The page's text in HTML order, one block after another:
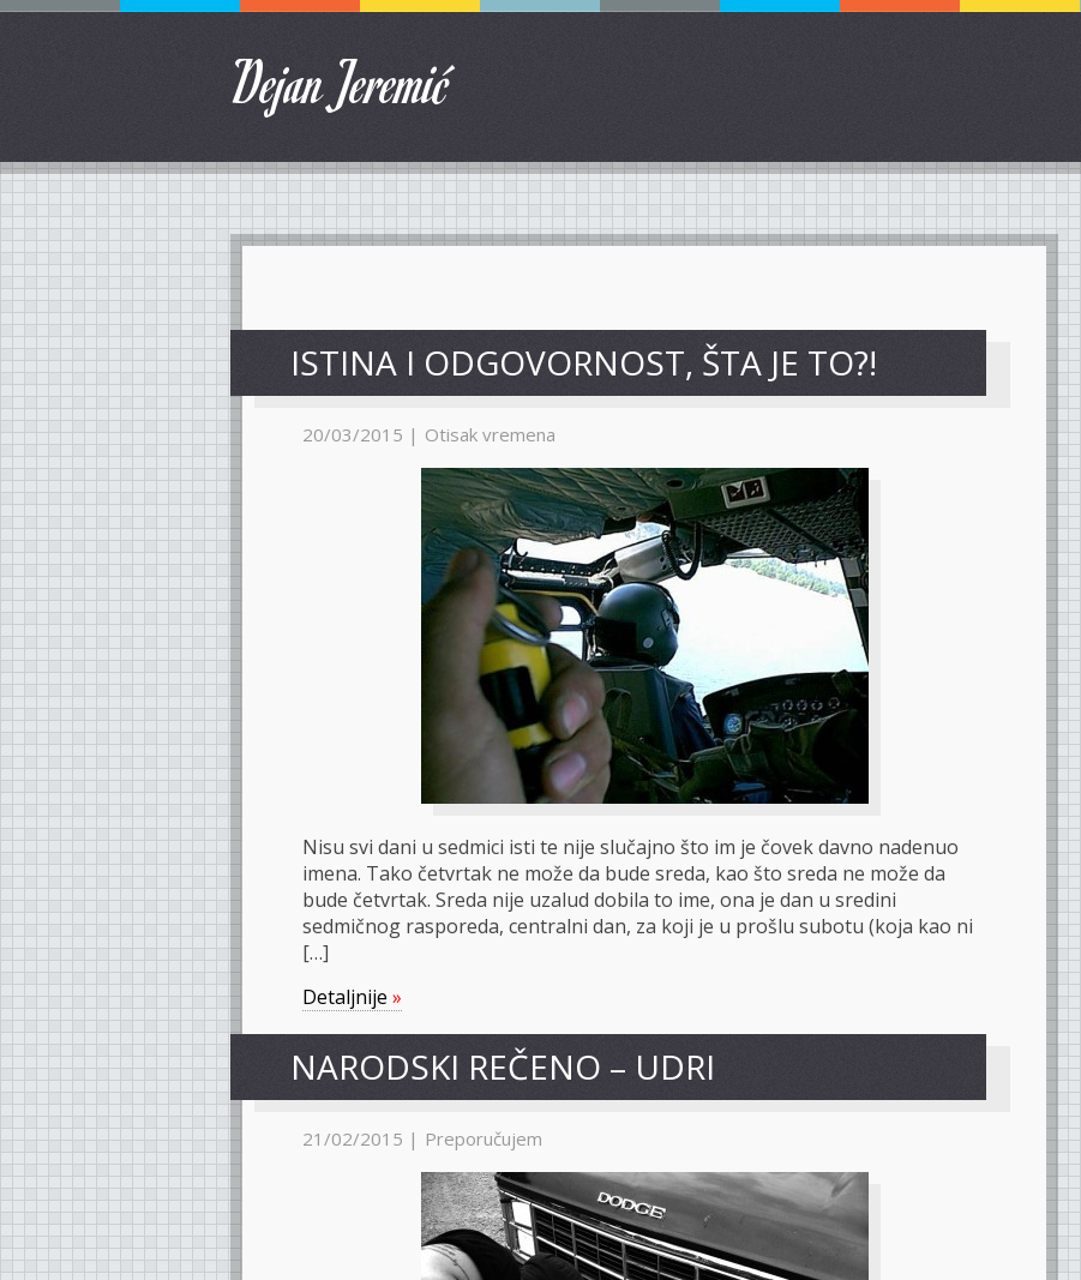
Dejan Jeremić
ISTINA I ODGOVORNOST, ŠTA JE TO?!
20/03/2015 | Otisak vremena
Nisu svi dani u sedmici isti te nije slučajno što im je čovek davno nadenuo
imena. Tako četvrtak ne može da bude sreda, kao što sreda ne može da
bude četvrtak. Sreda nije uzalud dobila to ime, ona je dan u sredini
sedmičnog rasporeda, centralni dan, za koji je u prošlu subotu (koja kao ni
[…]
Detaljnije »
NARODSKI REČENO – UDRI
21/02/2015 | Preporučujem